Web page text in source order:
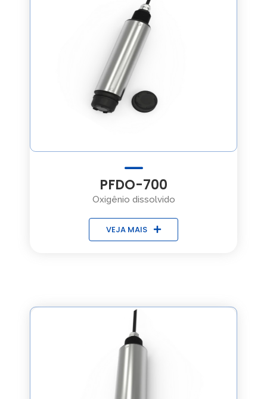
PFDO-700
Oxigênio dissolvido
VEJA MAIS